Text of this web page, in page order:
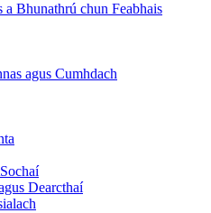
Bhunathrú chun Feabhais
agus Cumhdach
Dearcthaí